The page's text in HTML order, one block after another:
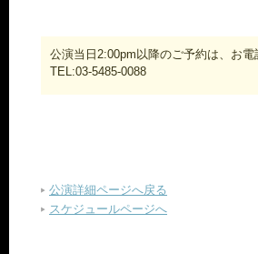
公演当日2:00pm以降のご予約は、お
TEL:03-5485-0088
公演詳細ページへ戻る
スケジュールページへ